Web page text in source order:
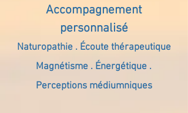
Accompagnement
personnalisé
Naturopathie . Écoute thérapeutique
Magnétisme . Énergétique .
Perceptions médiumniques